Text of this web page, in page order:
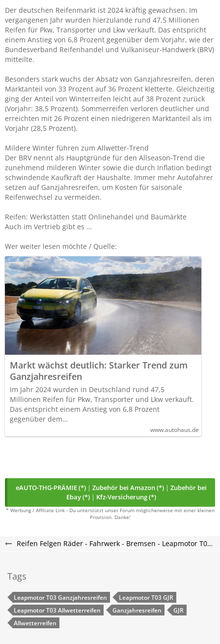
Der deutschen Reifenmarkt ist 2024 kräftig gewachsen. Im
vergangenen Jahr wurden hierzulande rund 47,5 Millionen
Reifen für Pkw, Transporter und Lkw verkauft. Das entspricht
einem Anstieg von 6,8 Prozent gegenüber dem Vorjahr, wie der
Bundesverband Reifenhandel und Vulkaniseur-Handwerk (BRV)
mitteilte.
Besonders stark wuchs der Absatz von Ganzjahresreifen, deren
Marktanteil von 33 Prozent auf 36 Prozent kletterte. Gleichzeitig
ging der Anteil von Winterreifen leicht auf 38 Prozent zurück
(Vorjahr: 38,5 Prozent). Sommerreifen verloren deutlicher und
erreichten mit 26 Prozent einen niedrigeren Marktanteil als im
Vorjahr (28,5 Prozent).
Mildere Winter führen zum Allwetter-Trend
Der BRV nennt als Hauptgründe für den Allseason-Trend die
zunehmend milderen Winter sowie die durch Inflation bedingt
schwindende Kaufkraft der Haushalte. Immer mehr Autofahrer
setzen auf Ganzjahresreifen, um Kosten für saisonale
Reifenwechsel zu vermeiden.
Reifen: Werkstätten statt Onlinehandel und Baumärkte
Auch im Vertrieb gibt es …
Wer weiter lesen möchte / Quelle:
Markt wächst deutlich: Starker Trend zum
Ganzjahresreifen
Im Jahr 2024 wurden in Deutschland rund 47,5
Millionen Reifen für Pkw, Transporter und Lkw verkauft.
Das entspricht einem Anstieg von 6,8 Prozent
gegenüber dem…
www.autohaus.de
eAUTO-THG-PRÄMIE (*) | Zubehör bei Amazon (*) | Zubehör bei
Ebay (*) | Kfz-Versicherung (*)
* Werbung / Affiliate Link - Du unterstützt unser Forum möglicherweise mit einer kleinen
Provision. Danke!
Reifen Felgen Räder - Fahrwerk - Bremsen - Leapmotor T03 Forum
Tags
Leapmotor T03 Ganzjahresreifen
Leapmotor T03 GJR
Leapmotor T03 Allwetterreifen
Ganzjahresreifen
GJR
Allwetterreifen